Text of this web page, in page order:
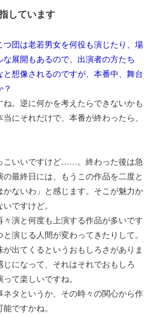
しています
団は老若男女を何役も演じたり、場
展開もあるので、出演者の方たち
想像されるのですが、本番中、舞台
。逆に何かを考えたらできないかも
にそれだけで、本番が終わったら、
こいいですけど……。終わった後は急
最終日には、もうこの作品を二度と
ないわ」と感じます。そこが魅力か
ですけど。
演と何度も上演する作品が多いです
演じる人間が変わってきたりして。
出てくるというおもしろさがありま
になって、それはそれでおもしろ
て楽しいですね。
タというか、その時々の関心から作
ですかね。